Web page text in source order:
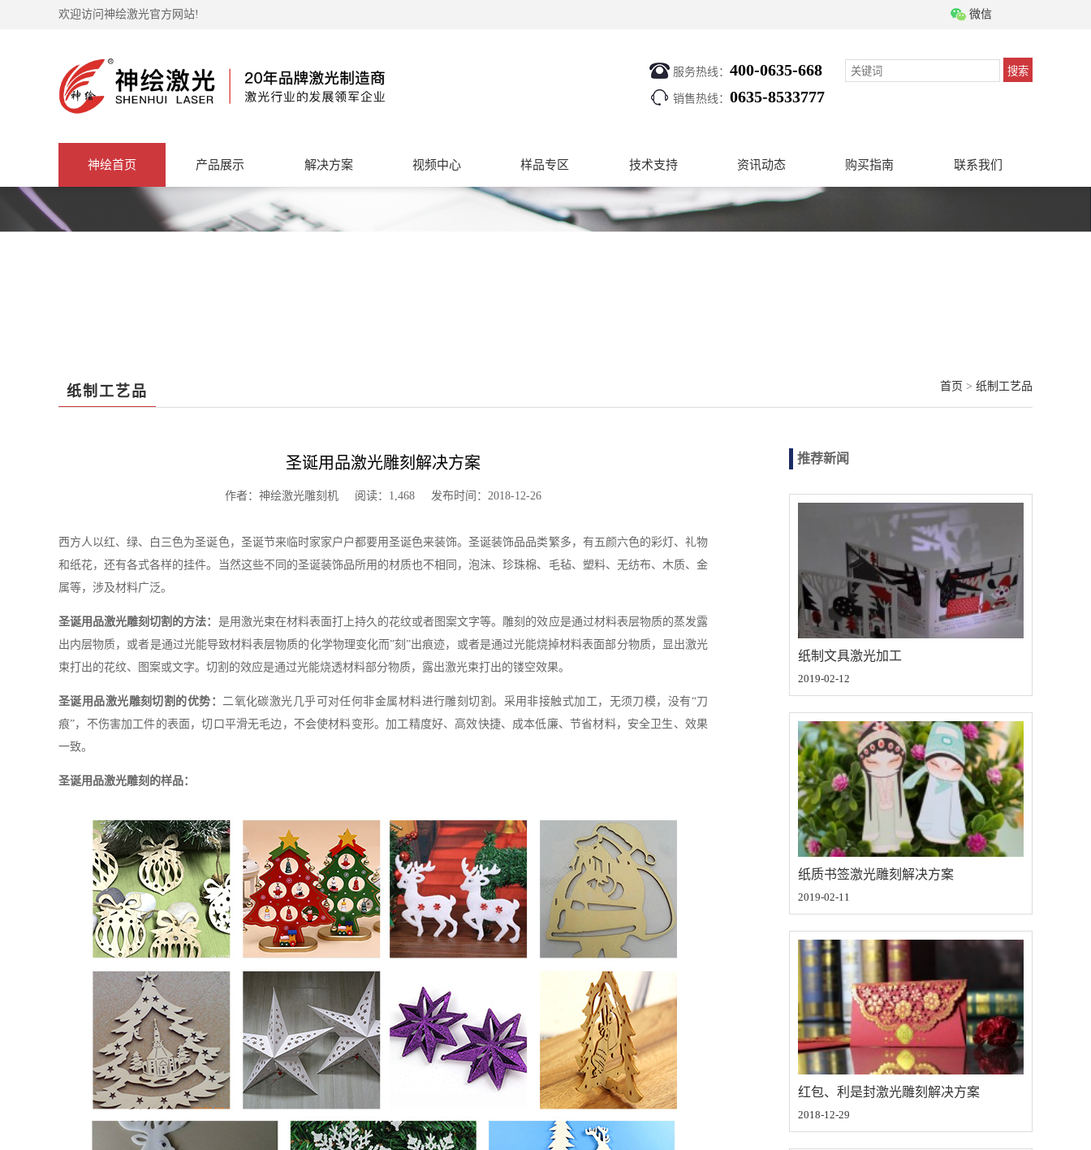
欢迎访问神绘激光官方网站! 微信
服务热线： 400-0635-668
销售热线： 0635-8533777
搜索
神绘首页 产品展示 解决方案 视频中心 样品专区 技术支持 资讯动态 购买指南 联系我们
纸制工艺品 首页 > 纸制工艺品
圣诞用品激光雕刻解决方案
作者：神绘激光雕刻机 阅读：1,468 发布时间：2018-12-26
西方人以红、绿、白三色为圣诞色，圣诞节来临时家家户户都要用圣诞色来装饰。圣诞装饰品品类繁多，有五颜六色的彩灯、礼物
和纸花，还有各式各样的挂件。当然这些不同的圣诞装饰品所用的材质也不相同，泡沫、珍珠棉、毛毡、塑料、无纺布、木质、金
属等，涉及材料广泛。
圣诞用品激光雕刻切割的方法： 是用激光束在材料表面打上持久的花纹或者图案文字等。雕刻的效应是通过材料表层物质的蒸发露
出内层物质，或者是通过光能导致材料表层物质的化学物理变化而”刻”出痕迹，或者是通过光能烧掉材料表面部分物质，显出激光
束打出的花纹、图案或文字。切割的效应是通过光能烧透材料部分物质，露出激光束打出的镂空效果。
圣诞用品激光雕刻切割的优势：二氧化碳激光几乎可对任何非金属材料进行雕刻切割。采用非接触式加工，无须刀模，没有“刀
痕”，不伤害加工件的表面，切口平滑无毛边，不会使材料变形。加工精度好、高效快捷、成本低廉、节省材料，安全卫生、效果
一致。
圣诞用品激光雕刻的样品：
推荐新闻
纸制文具激光加工
2019-02-12
纸质书签激光雕刻解决方案
2019-02-11
红包、利是封激光雕刻解决方案
2018-12-29